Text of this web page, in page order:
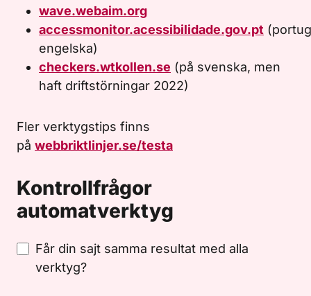
wave.webaim.org
accessmonitor.acessibilidade.gov.pt
engelska)
checkers.wtkollen.se (på svenska, men
haft driftstörningar 2022)
Fler verktygstips finns
på webbriktlinjer.se/testa
Kontrollfrågor
automatverktyg
Får din sajt samma resultat med alla
verktyg?